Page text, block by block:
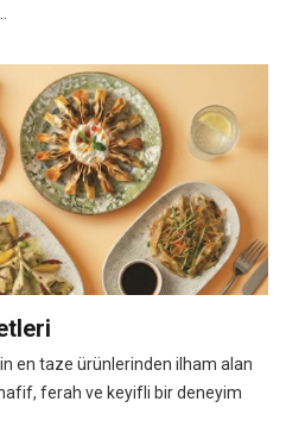
en taze ürünlerinden ilham alan
ferah ve keyifli bir deneyim